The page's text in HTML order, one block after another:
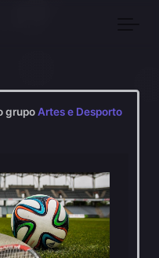
grupoArtes e Desporto